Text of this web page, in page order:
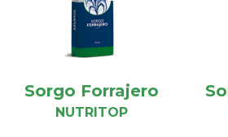
Sorgo Forrajero
NUTRITOP